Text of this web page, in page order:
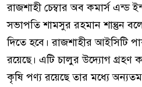
রাজশাহী চেম্বার অব কমার্স এন্ড
সভাপতি শামসুর রহমান শান্তুন
দিতে হবে। রাজশাহীর আইসিটি
রয়েছে। এটি চালুর উদ্যোগ গ্রহণ
কৃষি পণ্য রয়েছে তার মধ্যে